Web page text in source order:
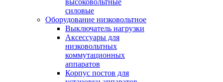
высоковольтные
силовые
Оборудование низковольтное
Выключатель нагрузки
Аксессуары для
низковольтных
коммутационных
аппаратов
Корпус постов для